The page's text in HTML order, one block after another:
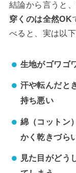
結論から言うと、
穿くのは全然OK
べると、実は以
生地がゴワゴ
汗や転んだと
持ち悪い
綿（コットン
かく乾きづら
見た目がどう